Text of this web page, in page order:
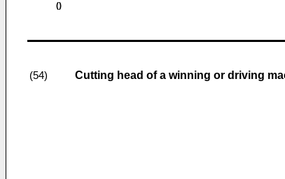
()
(54) Cutting head of a winning or driving